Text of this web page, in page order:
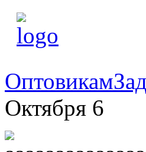
Оптовикам
Октября 6